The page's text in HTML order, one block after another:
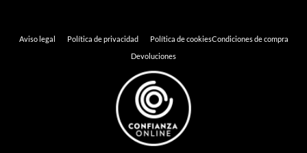
Aviso legal Política de privacidad Política de cookiesCondiciones de compra
Devoluciones